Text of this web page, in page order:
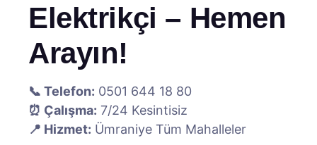
Elektrikçi – Hemen
Arayın!
📞 Telefon: 0501 644 18 80
⏰ Çalışma: 7/24 Kesintisiz
📍 Hizmet: Ümraniye Tüm Mahalleler